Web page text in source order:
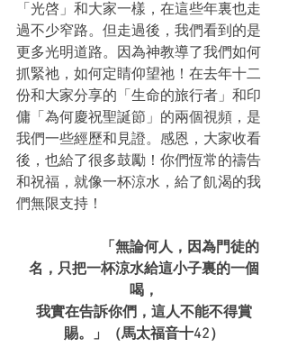
「光啓」和大家一樣，在這些年裏也走
過不少窄路。但走過後，我們看到的是
更多光明道路。因為神教導了我們如何
抓緊祂，如何定睛仰望祂！在去年十二
份和大家分享的「生命的旅行者」和印
傭「為何慶祝聖誕節」的兩個視頻，是
我們一些經歷和見證。感恩，大家收看
後，也給了很多鼓勵！你們恆常的禱告
和祝福，就像一杯涼水，給了飢渴的我
們無限支持！
「無論何人，因為門徒的
名，只把一杯涼水給這小子裏的一個
喝，
我實在告訴你們，這人不能不得賞
賜。」（馬太福音十42）